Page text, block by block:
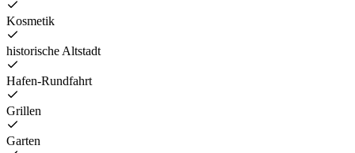
Kosmetik
historische Altstadt
Hafen-Rundfahrt
Grillen
Garten